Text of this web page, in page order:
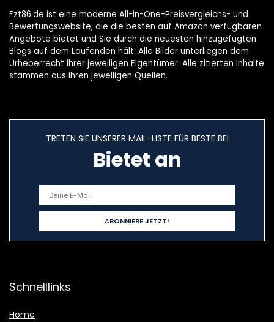
Fzt86.de ist eine moderne All-in-One-Preisvergleichs- und
Bewertungswebsite, die die besten auf Amazon verfügbaren
Angebote bietet und Sie durch die neuesten hinzugefügten
Blogs auf dem Laufenden hält. Alle Bilder unterliegen dem
Urheberrecht ihrer jeweiligen Eigentümer. Alle zitierten Inhalte
stammen aus ihren jeweiligen Quellen.
TRETEN SIE UNSERER MAIL-LISTE FÜR BESTE BEI
Bietet an
Schnelllinks
Home